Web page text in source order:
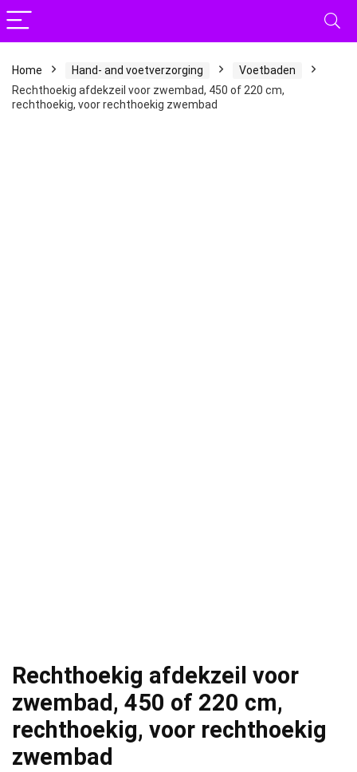
Home Hand- and voetverzorging
Voetbaden
Rechthoekig afdekzeil voor zwembad, 450 of 220 cm,
rechthoekig, voor rechthoekig zwembad
Rechthoekig afdekzeil voor
zwembad, 450 of 220 cm,
rechthoekig, voor rechthoekig
zwembad